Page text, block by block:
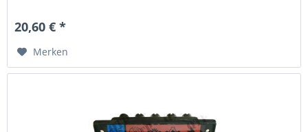
20,60 € *
Merken